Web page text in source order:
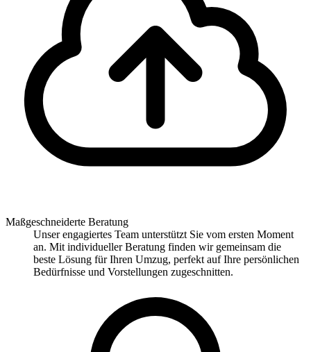
Maßgeschneiderte Beratung
Unser engagiertes Team unterstützt Sie vom ersten Moment
an. Mit individueller Beratung finden wir gemeinsam die
beste Lösung für Ihren Umzug, perfekt auf Ihre persönlichen
Bedürfnisse und Vorstellungen zugeschnitten.